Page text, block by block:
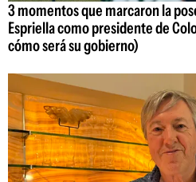
3 momentos que marcaron la
Espriella como presidente de
cómo será su gobierno)